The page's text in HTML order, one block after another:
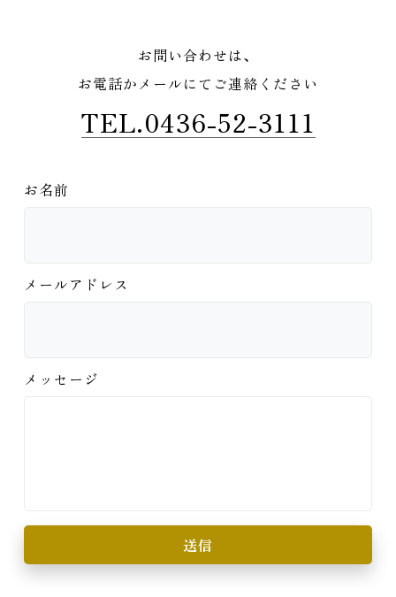
お問い合わせは、
お電話かメールにてご連絡ください
TEL.0436-52-3111
お名前
メールアドレス
メッセージ